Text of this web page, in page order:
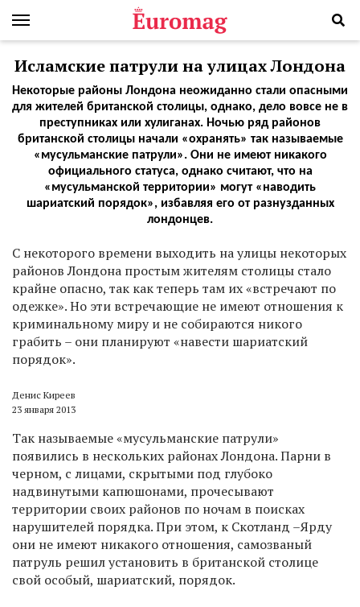
Исламские патрули на улицах Лондона
Некоторые районы Лондона неожиданно стали опасными
для жителей британской столицы, однако, дело вовсе не в
преступниках или хулиганах. Ночью ряд районов
британской столицы начали «охранять» так называемые
«мусульманские патрули». Они не имеют никакого
официального статуса, однако считают, что на
«мусульманской территории» могут «наводить
шариатский порядок», избавляя его от разнузданных
лондонцев.
С некоторого времени выходить на улицы некоторых
районов Лондона простым жителям столицы стало
крайне опасно, так как теперь там их «встречают по
одежке». Но эти встречающие не имеют отношения к
криминальному миру и не собираются никого
грабить – они планируют «навести шариатский
порядок».
Денис Киреев
23 января 2013
Так называемые «мусульманские патрули»
появились в нескольких районах Лондона. Парни в
черном, с лицами, скрытыми под глубоко
надвинутыми капюшонами, прочесывают
территории своих районов по ночам в поисках
нарушителей порядка. При этом, к Скотланд –Ярду
они не имеют никакого отношения, самозваный
патруль решил установить в британской столице
свой особый, шариатский, порядок.